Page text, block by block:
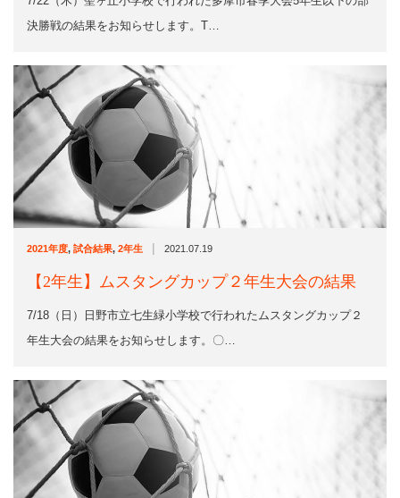
決勝戦の結果をお知らせします。T…
2021年度, 試合結果, 2年生 | 2021.07.19
【2年生】ムスタングカップ２年生大会の結果
7/18（日）日野市立七生緑小学校で行われたムスタングカップ２
年生大会の結果をお知らせします。〇…